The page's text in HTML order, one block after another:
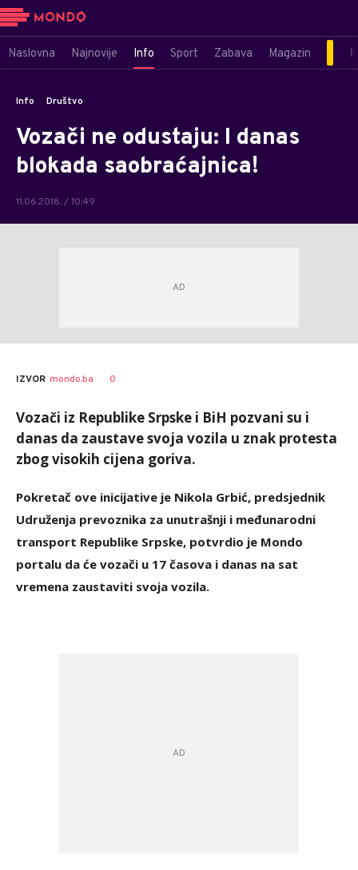
Naslovna Najnovije Info Sport Zabava Magazin
Info Društvo
Vozači ne odustaju: I danas
blokada saobraćajnica!
11.06.2018. / 10:49
AUTOR Volaš
IZVOR mondo.ba 0
Vozači iz Republike Srpske i BiH pozvani su i
danas da zaustave svoja vozila u znak protesta
zbog visokih cijena goriva.
Pokretač ove inicijative je Nikola Grbić, predsjednik
Udruženja prevoznika za unutrašnji i međunarodni
transport Republike Srpske, potvrdio je Mondo
portalu da će vozači u 17 časova i danas na sat
vremena zaustaviti svoja vozila.